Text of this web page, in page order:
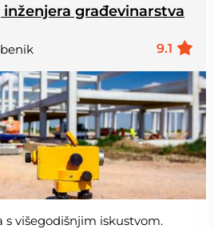
građevinarstva
9.1
višegodišnjim iskustvom.